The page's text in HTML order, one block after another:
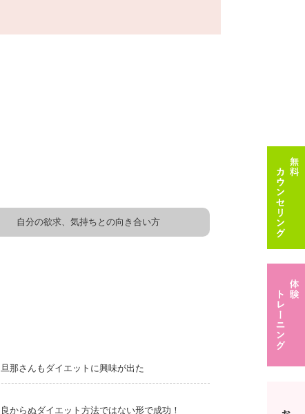
自分の欲求、気持ちとの向き合い方
旦那さんもダイエットに興味が出た
良からぬダイエット方法ではない形で成功！